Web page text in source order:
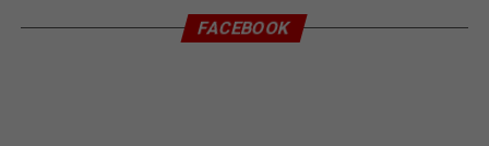
FACEBOOK